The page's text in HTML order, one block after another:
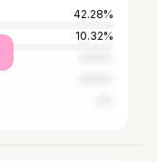
42.28%
10.32%